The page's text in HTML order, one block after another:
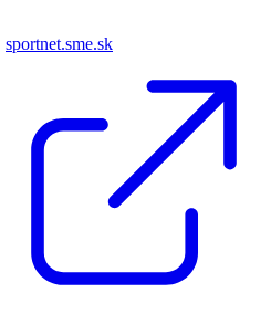
sportnet.sme.sk